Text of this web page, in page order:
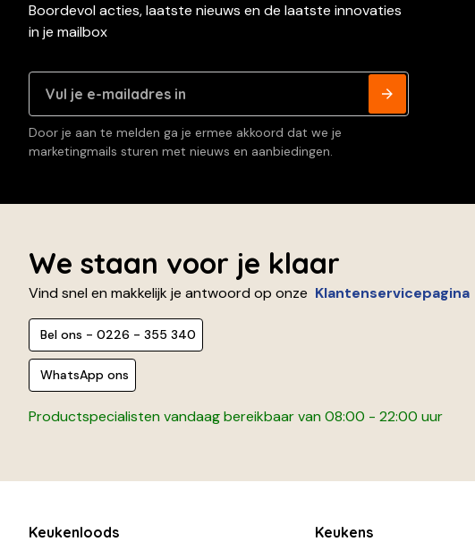
Boordevol acties, laatste nieuws en de laatste innovaties
in je mailbox
Door je aan te melden ga je ermee akkoord dat we je
marketingmails sturen met nieuws en aanbiedingen.
We staan voor je klaar
Vind snel en makkelijk je antwoord op onze Klantenservicepagina
Bel ons - 0226 - 355 340
WhatsApp ons
Productspecialisten vandaag bereikbaar van 08:00 - 22:00 uur
Keukenloods Keukens